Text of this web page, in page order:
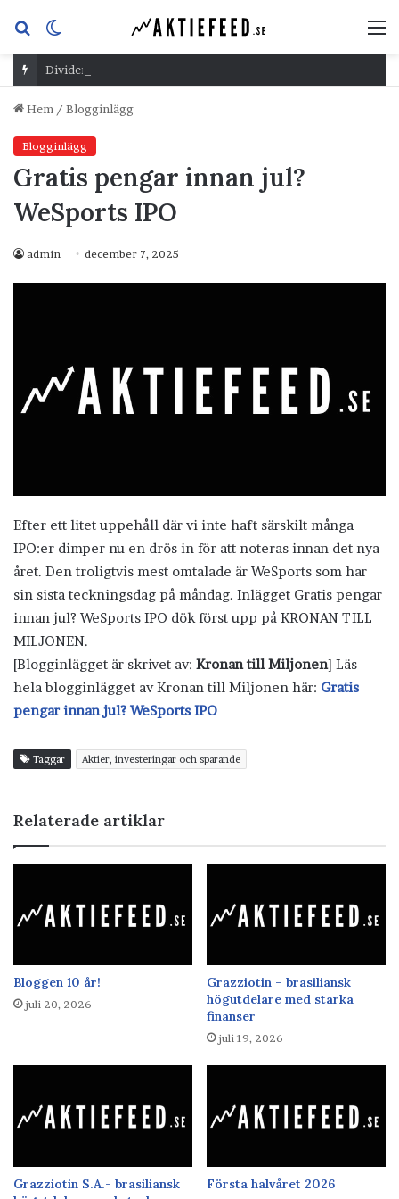
Sök
efterskin
Dividend Overshoot Day
Hem / Blogginlägg
Blogginlägg
Gratis pengar innan jul?
WeSports IPO
admin december 7, 2025
Efter ett litet uppehåll där vi inte haft särskilt många
IPO:er dimper nu en drös in för att noteras innan det nya
året. Den troligtvis mest omtalade är WeSports som har
sin sista teckningsdag på måndag. Inlägget Gratis pengar
innan jul? WeSports IPO dök först upp på KRONAN TILL
MILJONEN.
[Blogginlägget är skrivet av: Kronan till Miljonen] Läs
hela blogginlägget av Kronan till Miljonen här: Gratis
pengar innan jul? WeSports IPO
Taggar Aktier, investeringar och sparande
Relaterade artiklar
Bloggen 10 år!
juli 20, 2026
Grazziotin – brasiliansk
högutdelare med starka
finanser
juli 19, 2026
Grazziotin S.A.- brasiliansk
Första halvåret 2026